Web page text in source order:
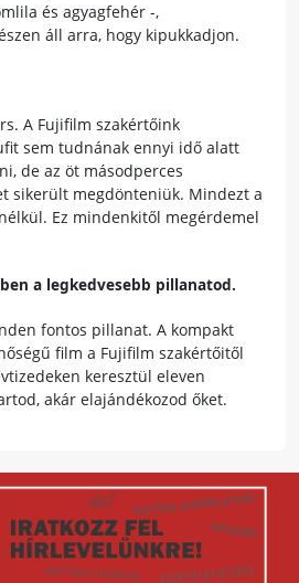
és agyagfehér -,
áll arra, hogy kipukkadjon.
A Fujifilm szakértőink
sem tudnának ennyi idő alatt
de az öt másodperces
sikerült megdönteniük. Mindezt a
Ez mindenkitől megérdemel
a legkedvesebb pillanatod.
fontos pillanat. A kompakt
film a Fujifilm szakértőitől
keresztül eleven
akár elajándékozod őket.